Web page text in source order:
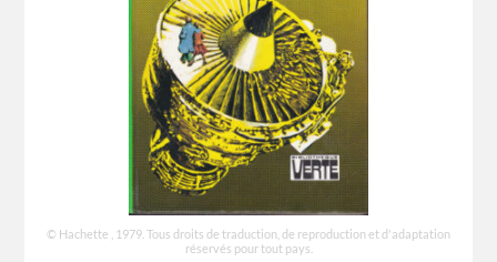
© Hachette , 1979. Tous droits de traduction, de reproduction et d'adaptation
réservés pour tout pays.